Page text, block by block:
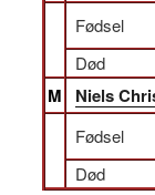
Fødsel
Død
M Niels
Fødsel
Død